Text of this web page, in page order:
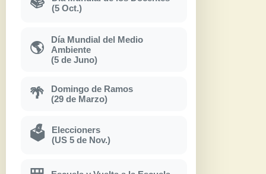
(5 Oct.)
🌎
Día Mundial del Medio
Ambiente
(5 de Juno)
🌴
Domingo de Ramos
(29 de Marzo)
🗳
Eleccioners
(US 5 de Nov.)